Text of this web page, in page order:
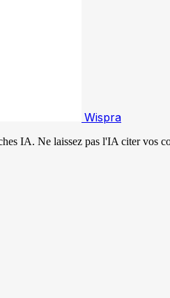
Wispra
IA. Ne laissez pas l'IA citer